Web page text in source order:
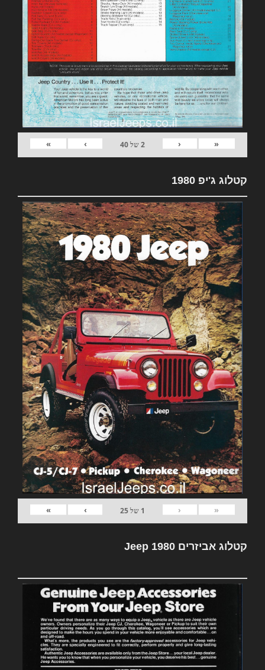
«
‹
2של40
›
»
קטלוג ג'יפ 1980
«
‹
1 של25
›
»
קטלוג אביזרים Jeep 1980